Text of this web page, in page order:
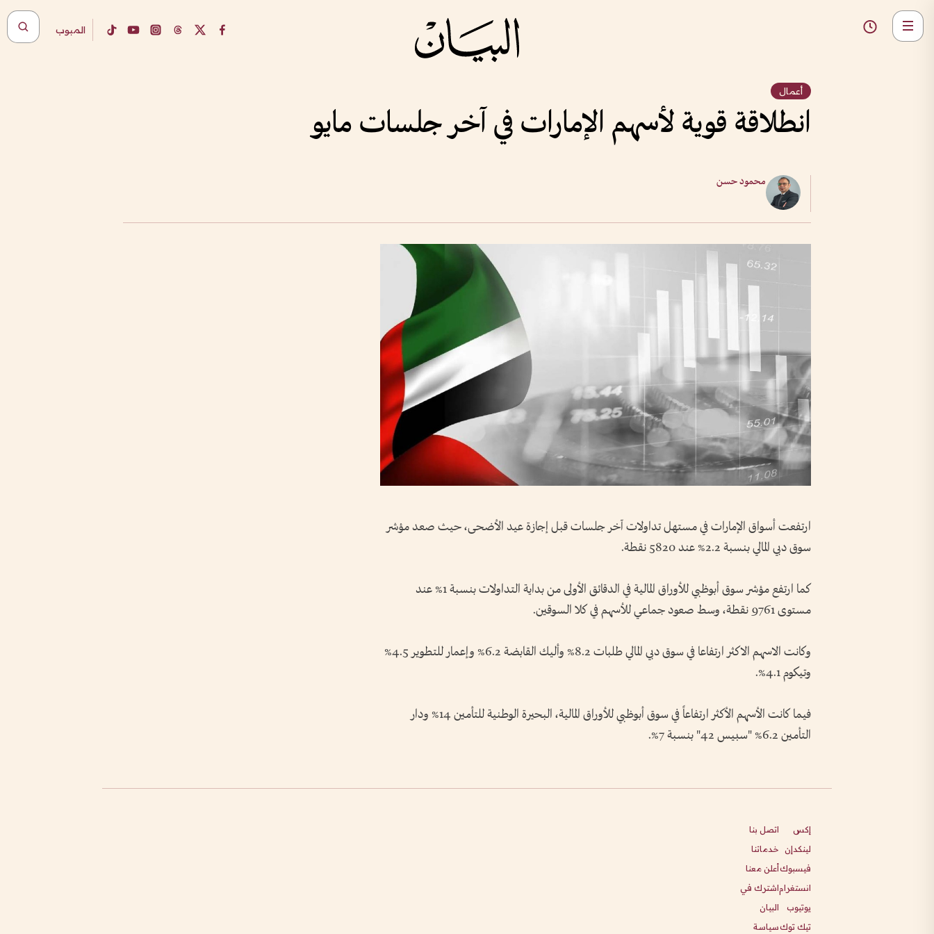
المبوب
أعمال
انطلاقة قوية لأسهم الإمارات في آخر جلسات مايو
محمود حسن
ارتفعت أسواق الإمارات في مستهل تداولات آخر جلسات قبل إجازة عيد الأضحى، حيث صعد مؤشر
سوق دبي المالي بنسبة 2.2% عند 5820 نقطة.
كما ارتفع مؤشر سوق أبوظبي للأوراق المالية في الدقائق الأولى من بداية التداولات بنسبة 1% عند
مستوى 9761 نقطة، وسط صعود جماعي للأسهم في كلا السوقين.
وكانت الاسهم الاكثر ارتفاعا في سوق دبي المالي طلبات 8.2% وأليك القابضة 6.2% وإعمار للتطوير 4.5%
وتيكوم 4.1%.
فيما كانت الأسهم الأكثر ارتفاعاً في سوق أبوظبي للأوراق المالية، البحيرة الوطنية للتأمين 14% ودار
التأمين 6.2% "سبيس 42" بنسبة 7%.
إكس
لينكدإن
فيسبوك
انستغرام
يوتيوب
تيك توك
اتصل بنا
خدماتنا
أعلن معنا
اشترك في
البيان
سياسة